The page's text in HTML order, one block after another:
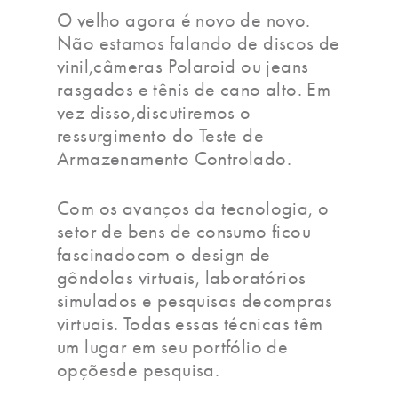
O velho agora é novo de novo.
Não estamos falando de discos de
vinil,câmeras Polaroid ou jeans
rasgados e tênis de cano alto. Em
vez disso,discutiremos o
ressurgimento do Teste de
Armazenamento Controlado.
Com os avanços da tecnologia, o
setor de bens de consumo ficou
fascinadocom o design de
gôndolas virtuais, laboratórios
simulados e pesquisas decompras
virtuais. Todas essas técnicas têm
um lugar em seu portfólio de
opçõesde pesquisa.